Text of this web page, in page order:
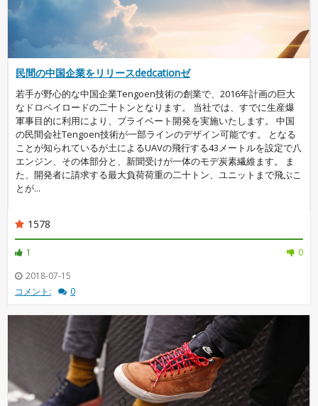
民間の中国企業をリリースdedcationゼ
若手が野心的な中国企業Tengoen技術の創業で、2016年計画の巨大
なドロペイロードの二十トンとなります。 当社では、すでに生産爆
軍事目的に利用により、プライベート開発を実施いたします。 中国
の民間会社Tengoen技術が一部ラインのデザイン可能です。 となる
ことが知られているが土によるUAVの飛行する43メートルを設定で八
エンジン、その体部分と、新聞受けが一体のモデ炭素繊維ます。 ま
た、開発者に請求する最大負荷荷重の二十トン、ユニットまで飛ぶこ
とが...
1578
1
0
2018-07-15
コメント:
0